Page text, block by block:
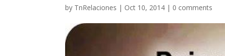
by TnRelaciones | Oct 10, 2014 | 0 comments